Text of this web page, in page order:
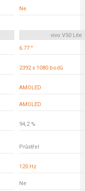
Ne
vivo V50 Lite
6.77 "
2392 x 1080 bodů
AMOLED
AMOLED
94,2 %
Průstřel
120 Hz
Ne